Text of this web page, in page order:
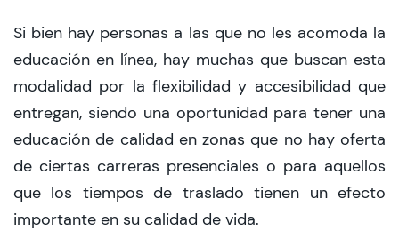
Si bien hay personas a las que no les acomoda la
educación en línea, hay muchas que buscan esta
modalidad por la flexibilidad y accesibilidad que
entregan, siendo una oportunidad para tener una
educación de calidad en zonas que no hay oferta
de ciertas carreras presenciales o para aquellos
que los tiempos de traslado tienen un efecto
importante en su calidad de vida.